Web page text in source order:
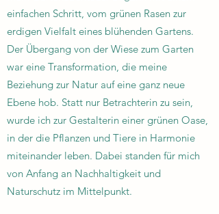
einfachen Schritt, vom grünen Rasen zur
erdigen Vielfalt eines blühenden Gartens.
Der Übergang von der Wiese zum Garten
war eine Transformation, die meine
Beziehung zur Natur auf eine ganz neue
Ebene hob. Statt nur Betrachterin zu sein,
wurde ich zur Gestalterin einer grünen Oase,
in der die Pflanzen und Tiere in Harmonie
miteinander leben. Dabei standen für mich
von Anfang an Nachhaltigkeit und
Naturschutz im Mittelpunkt.